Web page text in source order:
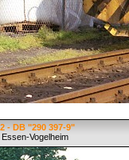
- DB "290 397-9"
Vogelheim